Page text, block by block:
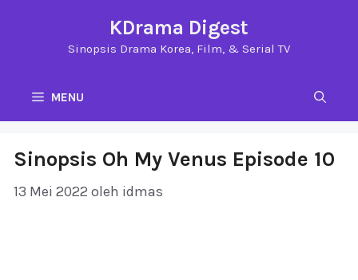
KDrama Digest
Sinopsis Drama Korea, Film, & Serial TV
MENU
Sinopsis Oh My Venus Episode 10
13 Mei 2022 oleh idmas